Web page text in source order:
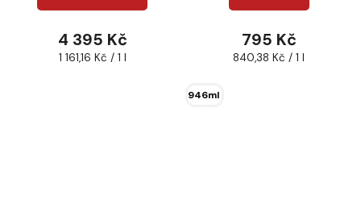
4 395 Kč
Měrná
1 161,16 Kč / 1 l
795 Kč
Měrná
840,38 Kč / 1 l
946ml